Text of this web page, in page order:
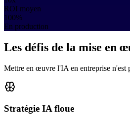
ROI moyen
100%
En production
Les défis de la mise en
Mettre en œuvre l'IA en entreprise n'est
Stratégie IA floue